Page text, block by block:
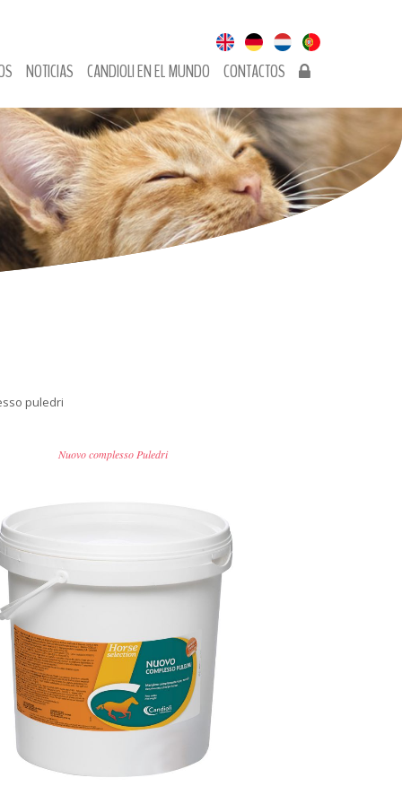
NOTICIAS CANDIOLI EN EL MUNDO CONTACTOS
puledri
Nuovo complesso Puledri